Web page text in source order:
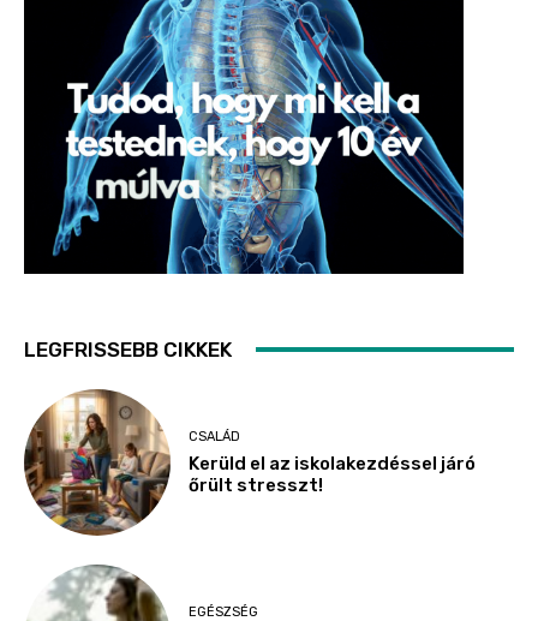
LEGFRISSEBB CIKKEK
CSALÁD
Kerüld el az iskolakezdéssel járó
őrült stresszt!
EGÉSZSÉG